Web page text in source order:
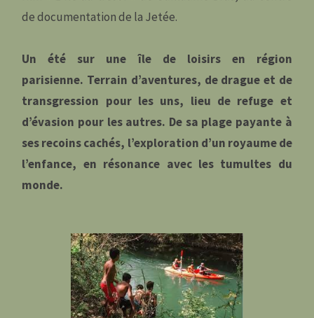
de documentation de la Jetée.
Un été sur une île de loisirs en région
parisienne. Terrain d’aventures, de drague et de
transgression pour les uns, lieu de refuge et
d’évasion pour les autres. De sa plage payante à
ses recoins cachés, l’exploration d’un royaume de
l’enfance, en résonance avec les tumultes du
monde.